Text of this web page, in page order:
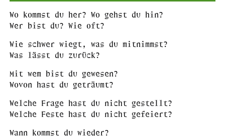
Wo kommst du her? Wo gehst du hin?
Wer bist du? Wie oft?
Wie schwer wiegt, was du mitnimmst?
Was lässt du zurück?
Mit wem bist du gewesen?
Wovon hast du geträumt?
Welche Frage hast du nicht gestellt?
Welche Feste hast du nicht gefeiert?
Wann kommst du wieder?